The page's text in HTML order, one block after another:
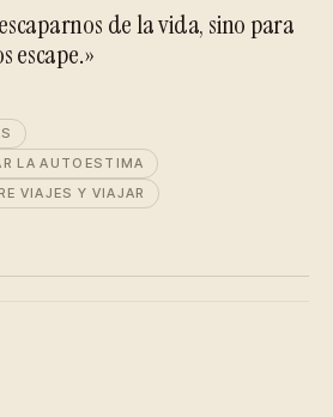
de la vida, sino para
escape.»
LA AUTOESTIMA
VIAJES Y VIAJAR